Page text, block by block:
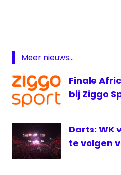
— Q-dance
Q-
Q-
dance
Radio
Meer nieuws...
Finale
bij Ziggo
Darts: WK
te volgen